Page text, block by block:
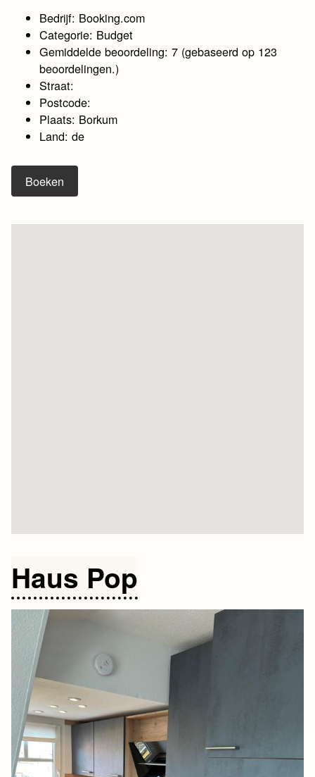
Bedrijf: Booking.com
Categorie: Budget
Gemiddelde beoordeling: 7 (gebaseerd op 123
beoordelingen.)
Straat:
Postcode:
Plaats: Borkum
Land: de
Boeken
Haus Pop